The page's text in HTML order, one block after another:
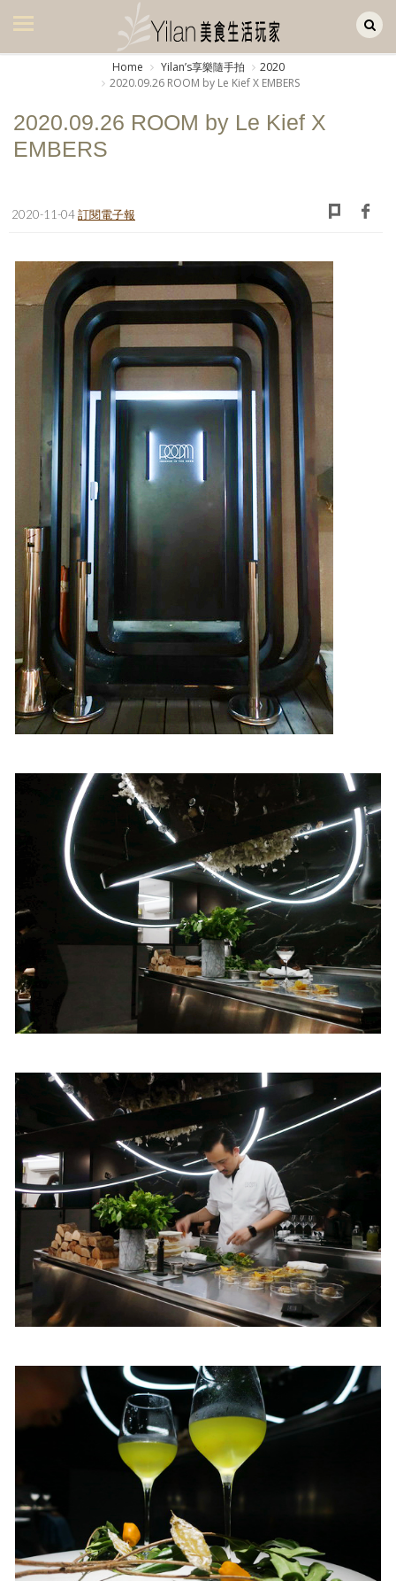
美食集
廚房集
旅遊集
書房集
日記簿
餐桌週記
享樂隨手拍
照相簿
影音區
創意出版服務
歷史區
關於Yilan
個人著作
活動實況記錄
媒體報導一覽
合作與代言
Home Yilanʼs享樂隨手拍
2020
2020.09.26 ROOM by Le Kief X EMBERS
2020.09.26 ROOM by Le Kief X
EMBERS
2020-11-04訂閱電子報